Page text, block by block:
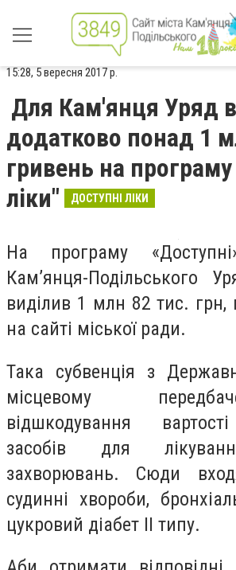
15:28, 5 вересня 2017 р.
Для Кам'янця Уряд
додатково понад 1
гривень на
ліки"
ДОСТУПНІ ЛІКИ
На програму
Кам’янця-Подільського
виділив 1 млн 82 тис. грн,
на сайті міської ради.
Така субвенція з
місцевому
відшкодування
засобів для
захворювань. Сюди
судинні хвороби,
цукровий діабет II типу.